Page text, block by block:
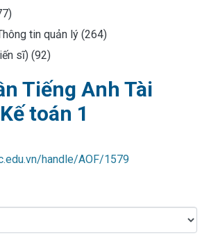
tin quản lý (264)
sĩ) (92)
Tiếng Anh Tài
toán 1
handle/AOF/1579